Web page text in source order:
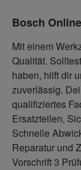
Bosch
Mit einem
Qualität.
haben, hilft dir
zuverlässig.
qualifiziertes
Ersatzteilen,
Schnelle
Reparatur und
Vorschrift 3